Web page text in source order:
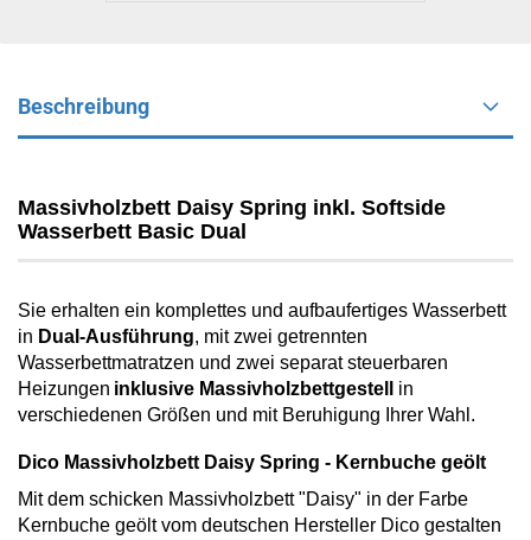
Beschreibung
Massivholzbett Daisy Spring inkl. Softside
Wasserbett Basic Dual
Sie erhalten ein komplettes und aufbaufertiges Wasserbett
in Dual-Ausführung, mit zwei getrennten
Wasserbettmatratzen und zwei separat steuerbaren
Heizungen inklusive Massivholzbettgestell
in
verschiedenen Größen und mit Beruhigung Ihrer Wahl.
Dico Massivholzbett Daisy Spring - Kernbuche geölt
Mit dem schicken Massivholzbett "Daisy" in der Farbe
Kernbuche geölt vom deutschen Hersteller Dico gestalten